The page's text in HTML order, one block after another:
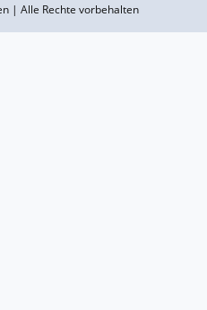
| Alle Rechte vorbehalten